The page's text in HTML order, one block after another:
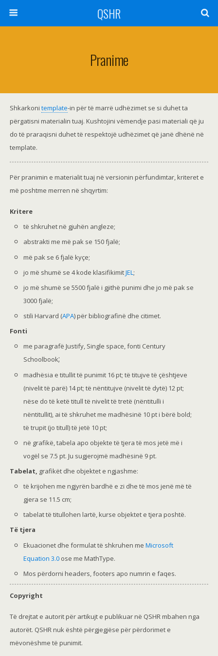
QSHR
Pranime
Shkarkoni template-in për të marrë udhëzimet se si duhet ta
përgatisni materialin tuaj. Kushtojini vëmendje pasi materiali që ju
do të praraqisni duhet të respektojë udhëzimet që janë dhënë në
template.
Për pranimin e materialit tuaj në versionin përfundimtar, kriteret e
më poshtme merren në shqyrtim:
Kritere
të shkruhet në gjuhën angleze;
abstrakti me më pak se 150 fjalë;
më pak se 6 fjalë kyçe;
jo më shumë se 4 kode klasifikimitJEL;
jo më shumë se 5500 fjalë i gjithë punimi dhe jo më pak se
3000 fjalë;
stili Harvard (APA) për bibliografinë dhe citimet.
Fonti
me paragrafë Justify, Single space, fonti Century
Schoolbook;
madhësia e titullit të punimit 16 pt; të titujve të çështjeve
(nivelit të parë) 14 pt; të nëntitujve (nivelit të dytë) 12 pt;
nëse do të ketë titull të nivelit të tretë (nëntitulli i
nëntitullit), ai të shkruhet me madhësinë 10 pt i bërë bold;
të trupit (jo titull) të jetë 10 pt;
në grafikë, tabela apo objekte të tjera të mos jetë më i
vogël se 7.5 pt. Ju sugjerojmë madhësinë 9 pt.
Tabelat, grafikët dhe objektet e ngjashme:
të krijohen me ngjyrën bardhë e zi dhe të mos jenë më të
gjera se 11.5 cm;
tabelat të titullohen lartë, kurse objektet e tjera poshtë.
Të tjera
Ekuacionet dhe formulat të shkruhen meMicrosoft
Equation 3.0 ose me MathType.
Mos përdorni headers, footers apo numrin e faqes.
Copyright
Të drejtat e autorit për artikujt e publikuar në QSHR mbahen nga
autorët. QSHR nuk është përgjegjëse për përdorimet e
mëvonëshme të punimit.